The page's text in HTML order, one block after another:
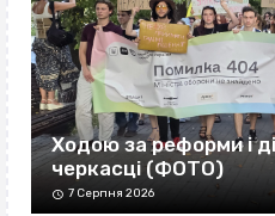
Ходою за реформи і
черкасці (ФОТО)
7 Серпня 2026